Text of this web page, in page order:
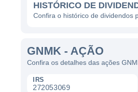
HISTÓRICO DE
Confira o histórico de dividendos
GNMK - AÇÃO
Confira os detalhes das ações
IRS
272053069